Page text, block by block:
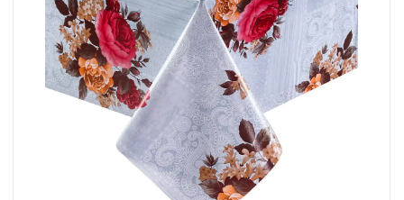
其成为各种应用的有吸引力的选择。
（3）功能增强
- 功能组合：PVC的防水和防污特性与无纺布背衬的舒适性
和灵活性相结合，为各种需求提供了合理的解决方案。
- 适应性：材料能够适应不同的表面，并且有广泛的设计选
择，使其成为住宅和商业项目的理想选择。